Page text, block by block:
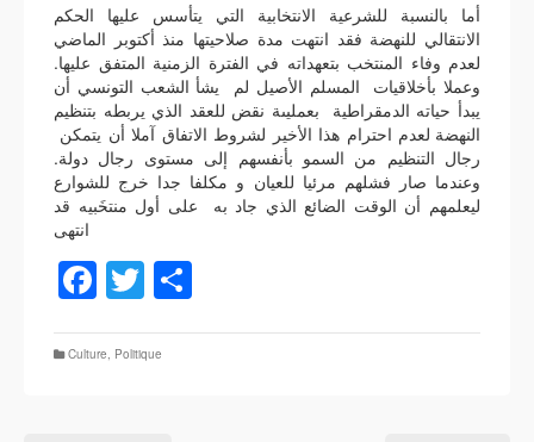
أما بالنسبة للشرعية الانتخابية التي يتأسس عليها الحكم
الانتقالي للنهضة فقد انتهت مدة صلاحيتها منذ أكتوبر الماضي
لعدم وفاء المنتخب بتعهداته في الفترة الزمنية المتفق عليها.
وعملا بأخلاقيات المسلم الأصيل لم يشأ الشعب التونسي أن
يبدأ حياته الدمقراطية بعمليىة نقض للعقد الذي يربطه بتنظيم
النهضة لعدم احترام هذا الأخير لشروط الاتفاق آملا أن يتمكن
رجال التنظيم من السمو بأنفسهم إلى مستوى رجال دولة.
وعندما صار فشلهم مرئيا للعيان و مكلفا جدا خرج للشوارع
ليعلمهم أن الوقت الضائع الذي جاد به على أول منتخَبيه قد
انتهى
Facebook
Twitter
Culture, Politique